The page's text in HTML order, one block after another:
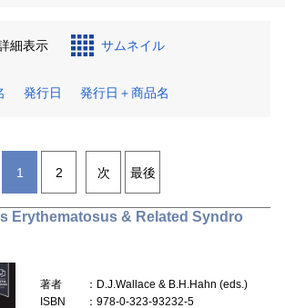
細表示 サムネイル
発行日 発行日＋商品名
1 2 次 最後
Erythematosus & Related Syndro
著者
：D.J.Wallace & B.H.Hahn (eds.)
ISBN
：978-0-323-93232-5